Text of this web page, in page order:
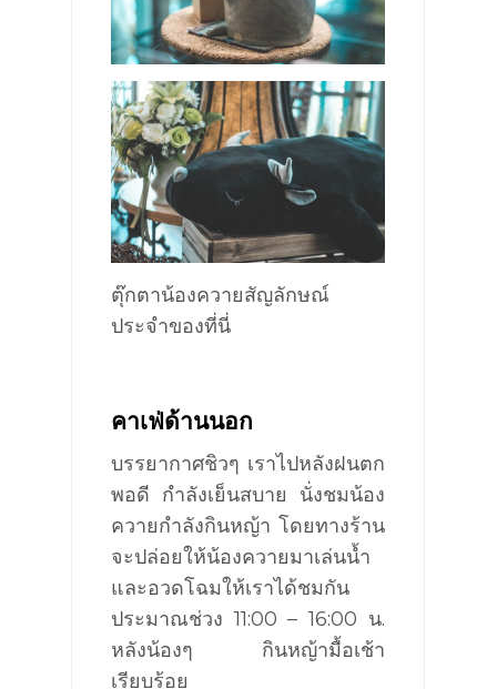
ตุ๊กตาน้องควายสัญลักษณ์
ประจำของที่นี่
คาเฟ่ด้านนอก
บรรยากาศชิวๆ เราไปหลังฝนตก
พอดี กำลังเย็นสบาย นั่งชมน้อง
ควายกำลังกินหญ้า โดยทางร้าน
จะปล่อยให้น้องควายมาเล่นน้ำ
และอวดโฉมให้เราได้ชมกัน
ประมาณช่วง11:00 – 16:00 น.
หลังน้องๆ กินหญ้ามื้อเช้า
เรียบร้อย